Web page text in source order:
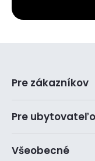
Pre zákazníkov
Pre
Všeobecné